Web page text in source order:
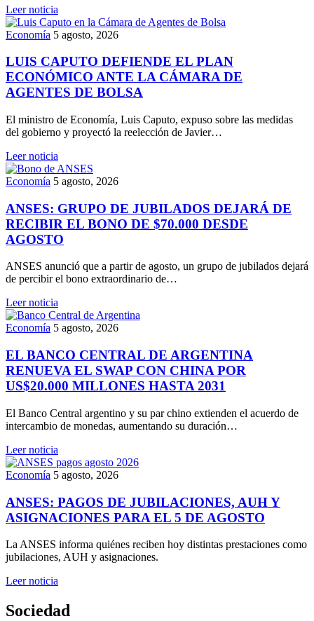
Leer noticia
Economía 5 agosto, 2026
LUIS CAPUTO DEFIENDE EL PLAN
ECONÓMICO ANTE LA CÁMARA DE
AGENTES DE BOLSA
El ministro de Economía, Luis Caputo, expuso sobre las medidas
del gobierno y proyectó la reelección de Javier…
Leer noticia
Economía 5 agosto, 2026
ANSES: GRUPO DE JUBILADOS DEJARÁ DE
RECIBIR EL BONO DE $70.000 DESDE
AGOSTO
ANSES anunció que a partir de agosto, un grupo de jubilados dejará
de percibir el bono extraordinario de…
Leer noticia
Economía 5 agosto, 2026
EL BANCO CENTRAL DE ARGENTINA
RENUEVA EL SWAP CON CHINA POR
US$20.000 MILLONES HASTA 2031
El Banco Central argentino y su par chino extienden el acuerdo de
intercambio de monedas, aumentando su duración…
Leer noticia
Economía 5 agosto, 2026
ANSES: PAGOS DE JUBILACIONES, AUH Y
ASIGNACIONES PARA EL 5 DE AGOSTO
La ANSES informa quiénes reciben hoy distintas prestaciones como
jubilaciones, AUH y asignaciones.
Leer noticia
Sociedad